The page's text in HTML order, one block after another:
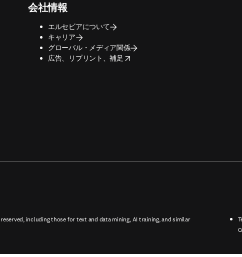
会社情報
エルセビアについて
キャリア
グローバル・メディア関係
広告、リプリント、補足
opens in new tab/window
including those for text and data mining, AI training, and similar